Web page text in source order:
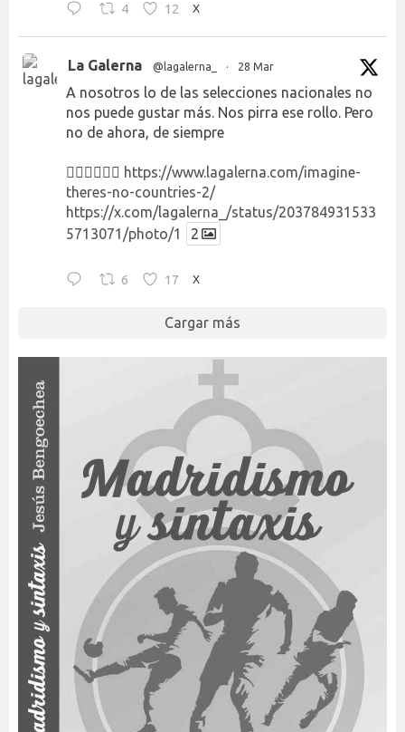
4 12 X
La Galerna @lagalerna_ · 28 Mar
A nosotros lo de las selecciones nacionales no
nos puede gustar más. Nos pirra ese rollo. Pero
no de ahora, de siempre
👉🏻👉🏻👉🏻 https://www.lagalerna.com/imagine-
theres-no-countries-2/
https://x.com/lagalerna_/status/203784931533
5713071/photo/1
2
6 17 X
Cargar más